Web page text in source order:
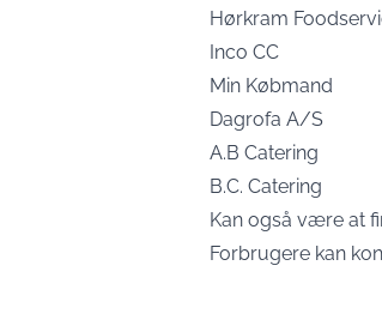
Hørkram
Inco CC
Min Købmand
Dagrofa A/S
A.B Catering
B.C. Catering
Kan også være at
Forbrugere kan